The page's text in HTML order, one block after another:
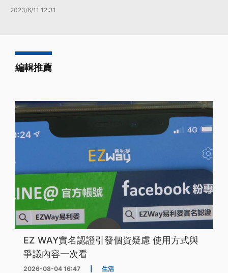
2023/6/11 12:31
編輯推薦
EZ WAY實名認證引發個資疑慮 使用方式與
爭議內容一次看
2026-08-04 16:47 生活